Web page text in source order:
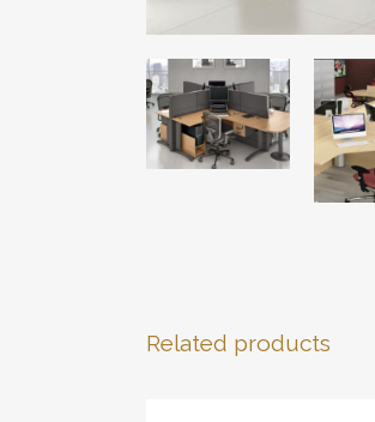
Related products